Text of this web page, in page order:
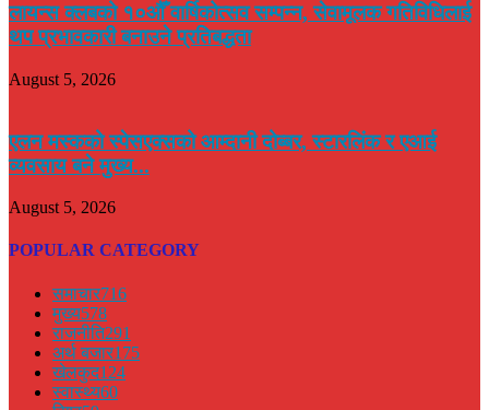
लायन्स क्लबको १०औँ वार्षिकोत्सव सम्पन्न, सेवामूलक गतिविधिलाई
थप प्रभावकारी बनाउने प्रतिबद्धता
August 5, 2026
एलन मस्कको स्पेसएक्सको आम्दानी दोब्बर, स्टारलिंक र एआई
व्यवसाय बने मुख्य...
August 5, 2026
POPULAR CATEGORY
समाचार716
मुख्य578
राजनीति291
अर्थ बजार175
खेलकुद124
स्वास्थ्य60